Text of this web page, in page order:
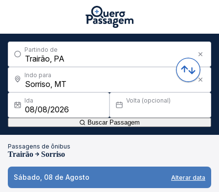
Partindo de
Indo para
Ida Volta (opcional)
Buscar Passagem
Passagens de ônibus
Trairão Sorriso
Sábado, 08 de Agosto Alterar data